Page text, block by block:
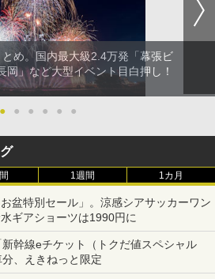
め。国内最大級2.4万発「幕張ビ
岡」など大型イベント目白押し！
● ● ● ● ● ●
1週間 1カ月
盆特別セール」。涼感シアサッカーワン
ギアショーツは1990円に
幹線eチケット（トクだ値スペシャル
、えきねっと限定